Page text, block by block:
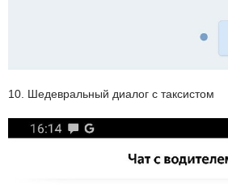
10. Шедевральный диалог с таксистом